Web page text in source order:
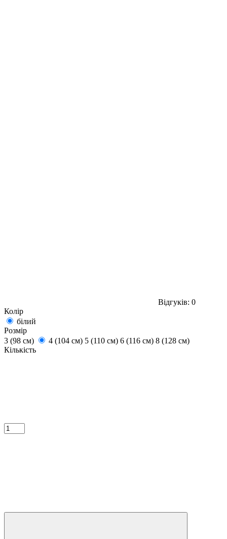
Відгуків: 0
Колір
білий
Розмір
3 (98 см)
4 (104 см) 5 (110 см) 6 (116 см) 8 (128 см)
Кількість